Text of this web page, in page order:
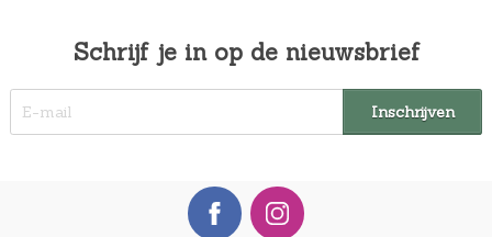
Schrijf je in op de nieuwsbrief